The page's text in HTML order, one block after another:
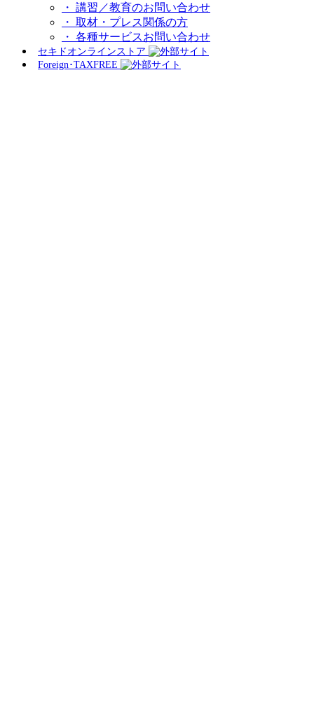
・ 講習／教育のお問い合わせ
・ 取材・プレス関係の方
・ 各種サービスお問い合わせ
セキドオンラインストア
Foreign･TAXFREE